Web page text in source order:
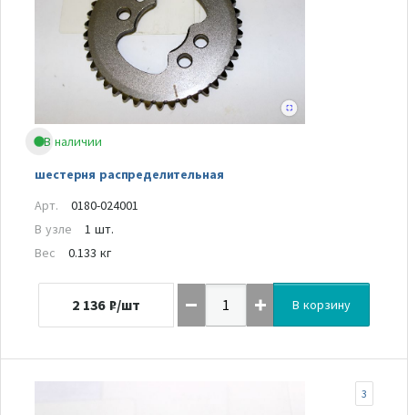
В наличии
шестерня распределительная
Арт.
0180-024001
В узле
1 шт.
Вес
0.133 кг
2 136 ₽/шт В корзину
3